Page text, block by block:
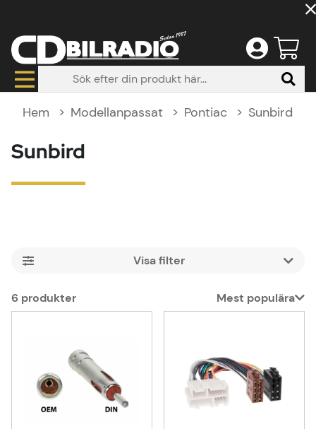
Hem Modellanpassat Pontiac Sunbird
Sunbird
Filtrera
6 produkter
Mest populära